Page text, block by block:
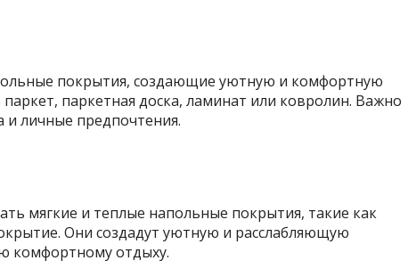
покрытия, создающие уютную и комфортную
паркетная доска, ламинат или ковролин. Важно
и личные предпочтения.
мягкие и теплые напольные покрытия, такие как
Они создадут уютную и расслабляющую
комфортному отдыху.